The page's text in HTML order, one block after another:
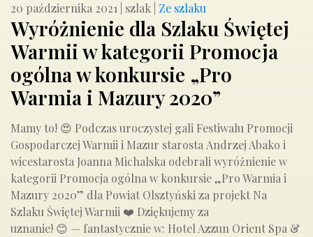
20 października 2021 szlak Ze szlaku
Wyróżnienie dla Szlaku Świętej
Warmii w kategorii Promocja
ogólna w konkursie „Pro
Warmia i Mazury 2020”
Mamy to! 😍 Podczas uroczystej gali Festiwalu Promocji
Gospodarczej Warmii i Mazur starosta Andrzej Abako i
wicestarosta Joanna Michalska odebrali wyróżnienie w
kategorii Promocja ogólna w konkursie „Pro Warmia i
Mazury 2020” dla Powiat Olsztyński za projekt Na
Szlaku Świętej Warmii ❤️ Dziękujemy za
uznanie! 😊 — fantastycznie w: Hotel Azzun Orient Spa &